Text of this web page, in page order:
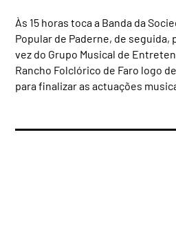
Às 15 horas toca a Banda da
Popular de Paderne, de seguida,
vez do Grupo Musical de
Rancho Folclórico de Faro logo
para finalizar as actuações